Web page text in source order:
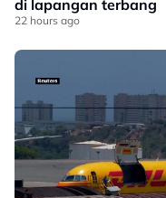
di lapangan terbang
22 hours ago